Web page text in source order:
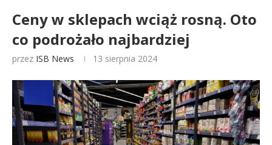
Ceny w sklepach wciąż rosną. Oto
co podrożało najbardziej
przez ISB News 13 sierpnia 2024